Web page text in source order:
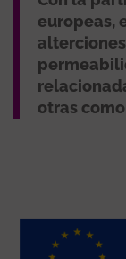
europeas,
otras